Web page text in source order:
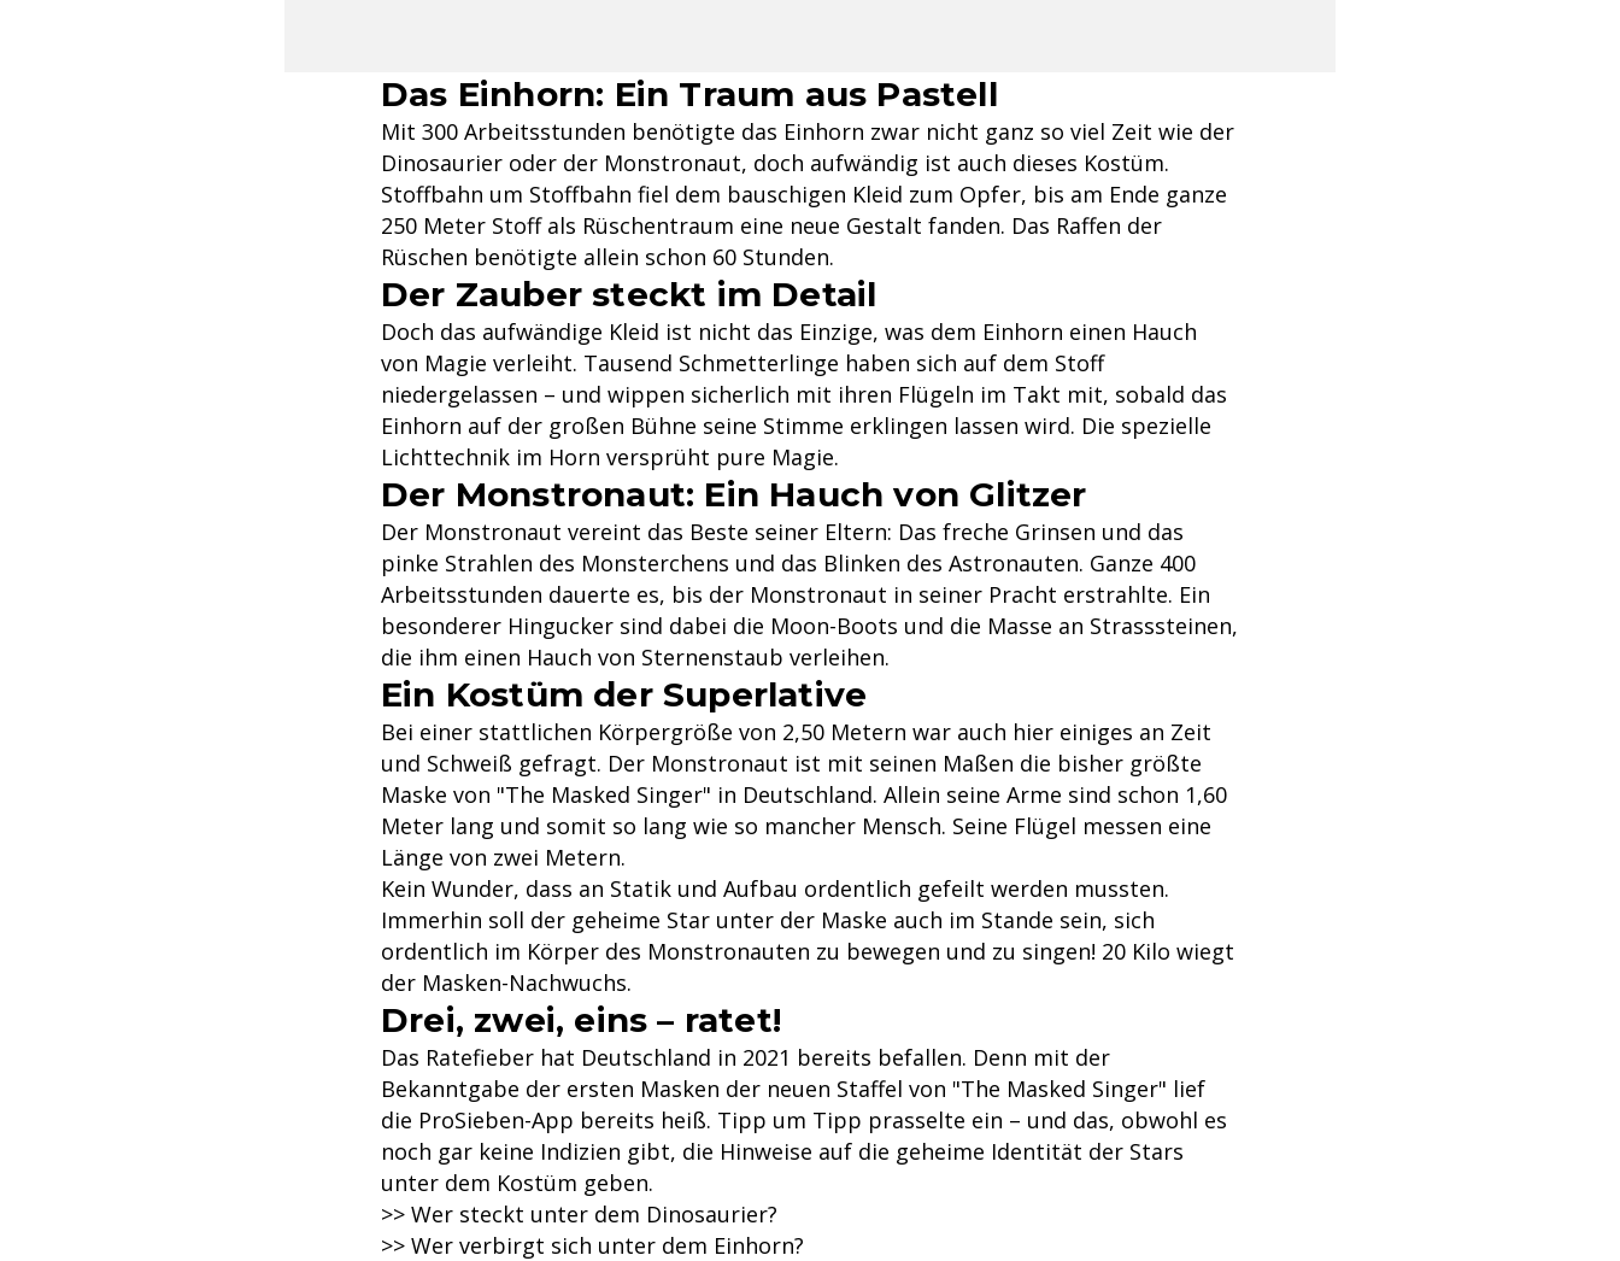
Das Einhorn: Ein Traum aus Pastell
Mit 300 Arbeitsstunden benötigte das Einhorn zwar nicht ganz so viel Zeit wie der
Dinosaurier oder der Monstronaut, doch aufwändig ist auch dieses Kostüm.
Stoffbahn um Stoffbahn fiel dem bauschigen Kleid zum Opfer, bis am Ende ganze
250 Meter Stoff als Rüschentraum eine neue Gestalt fanden. Das Raffen der
Rüschen benötigte allein schon 60 Stunden.
Der Zauber steckt im Detail
Doch das aufwändige Kleid ist nicht das Einzige, was dem Einhorn einen Hauch
von Magie verleiht. Tausend Schmetterlinge haben sich auf dem Stoff
niedergelassen – und wippen sicherlich mit ihren Flügeln im Takt mit, sobald das
Einhorn auf der großen Bühne seine Stimme erklingen lassen wird. Die spezielle
Lichttechnik im Horn versprüht pure Magie.
Der Monstronaut: Ein Hauch von Glitzer
Der Monstronaut vereint das Beste seiner Eltern: Das freche Grinsen und das
pinke Strahlen des Monsterchens und das Blinken des Astronauten. Ganze 400
Arbeitsstunden dauerte es, bis der Monstronaut in seiner Pracht erstrahlte. Ein
besonderer Hingucker sind dabei die Moon-Boots und die Masse an Strasssteinen,
die ihm einen Hauch von Sternenstaub verleihen.
Ein Kostüm der Superlative
Bei einer stattlichen Körpergröße von 2,50 Metern war auch hier einiges an Zeit
und Schweiß gefragt. Der Monstronaut ist mit seinen Maßen die bisher größte
Maske von "The Masked Singer" in Deutschland. Allein seine Arme sind schon 1,60
Meter lang und somit so lang wie so mancher Mensch. Seine Flügel messen eine
Länge von zwei Metern.
Kein Wunder, dass an Statik und Aufbau ordentlich gefeilt werden mussten.
Immerhin soll der geheime Star unter der Maske auch im Stande sein, sich
ordentlich im Körper des Monstronauten zu bewegen und zu singen! 20 Kilo wiegt
der Masken-Nachwuchs.
Drei, zwei, eins – ratet!
Das Ratefieber hat Deutschland in 2021 bereits befallen. Denn mit der
Bekanntgabe der ersten Masken der neuen Staffel von "The Masked Singer" lief
die ProSieben-App bereits heiß. Tipp um Tipp prasselte ein – und das, obwohl es
noch gar keine Indizien gibt, die Hinweise auf die geheime Identität der Stars
unter dem Kostüm geben.
>> Wer steckt unter dem Dinosaurier?
>> Wer verbirgt sich unter dem Einhorn?